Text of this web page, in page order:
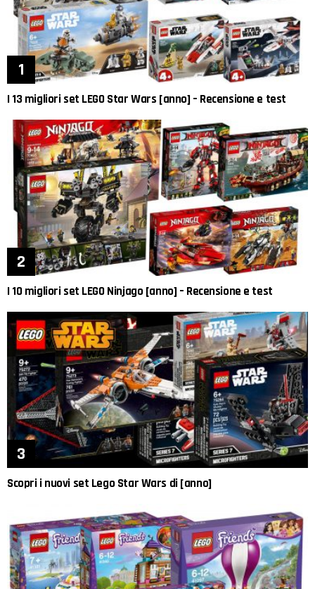
I 13 migliori set LEGO Star Wars [anno] – Recensione e test
I 10 migliori set LEGO Ninjago [anno] – Recensione e test
Scopri i nuovi set Lego Star Wars di [anno]